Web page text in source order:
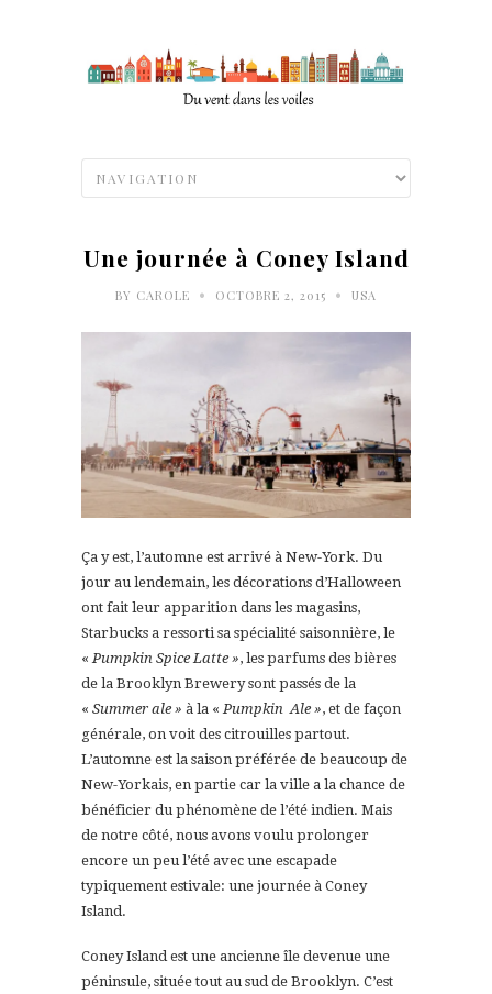
Une journée à Coney Island
BY CAROLE • OCTOBRE 2, 2015 • USA
Ça y est, l’automne est arrivé à New-York. Du
jour au lendemain, les décorations d’Halloween
ont fait leur apparition dans les magasins,
Starbucks a ressorti sa spécialité saisonnière, le
« Pumpkin Spice Latte », les parfums des bières
de la Brooklyn Brewery sont passés de la
« Summer ale » à la « Pumpkin Ale », et de façon
générale, on voit des citrouilles partout.
L’automne est la saison préférée de beaucoup de
New-Yorkais, en partie car la ville a la chance de
bénéficier du phénomène de l’été indien. Mais
de notre côté, nous avons voulu prolonger
encore un peu l’été avec une escapade
typiquement estivale: une journée à Coney
Island.
Coney Island est une ancienne île devenue une
péninsule, située tout au sud de Brooklyn. C’est